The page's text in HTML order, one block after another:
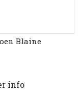
Blaine
info